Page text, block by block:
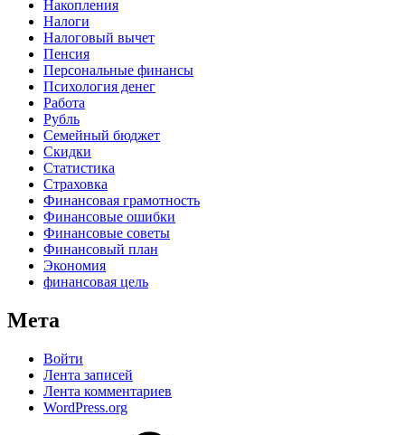
Накопления
Налоги
Налоговый вычет
Пенсия
Персональные финансы
Психология денег
Работа
Рубль
Семейный бюджет
Скидки
Статистика
Страховка
Финансовая грамотность
Финансовые ошибки
Финансовые советы
Финансовый план
Экономия
финансовая цель
Мета
Войти
Лента записей
Лента комментариев
WordPress.org